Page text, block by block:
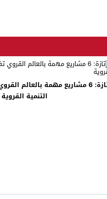
تازة: 6 مشاريع مهمة بالعالم
التنمية القروية